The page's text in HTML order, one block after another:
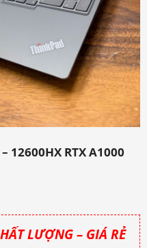
12600HX RTX A1000
LƯỢNG – GIÁ RẺ